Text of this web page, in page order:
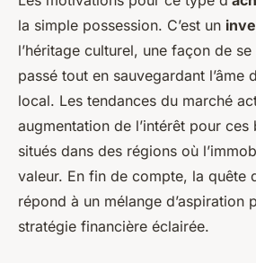
la simple possession. C’est un
l’héritage culturel, une façon de
passé tout en sauvegardant l’âme
local. Les tendances du marché
augmentation de l’intérêt pour ces
situés dans des régions où
valeur. En fin de compte, la quête
répond à un mélange d’aspiration
stratégie financière éclairée.